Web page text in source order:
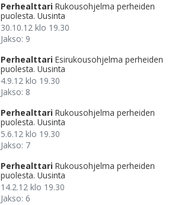
Perhealttari Rukousohjelma perheiden
puolesta. Uusinta
30.10.12 klo 19.30
Jakso: 9
Perhealttari Esirukousohjelma perheiden
puolesta. Uusinta
4.9.12 klo 19.30
Jakso: 8
Perhealttari Rukousohjelma perheiden
puolesta. Uusinta
5.6.12 klo 19.30
Jakso: 7
Perhealttari Rukousohjelma perheiden
puolesta. Uusinta
14.2.12 klo 19.30
Jakso: 6